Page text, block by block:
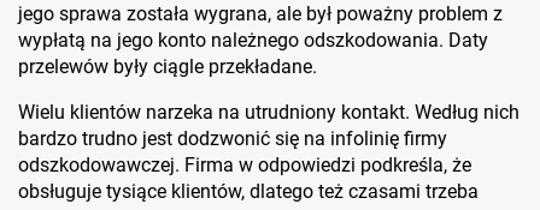
jego sprawa została wygrana, ale był poważny problem z
wypłatą na jego konto należnego odszkodowania. Daty
przelewów były ciągle przekładane.
Wielu klientów narzeka na utrudniony kontakt. Według nich
bardzo trudno jest dodzwonić się na infolinię firmy
odszkodowawczej. Firma w odpowiedzi podkreśla, że
obsługuje tysiące klientów, dlatego też czasami trzeba